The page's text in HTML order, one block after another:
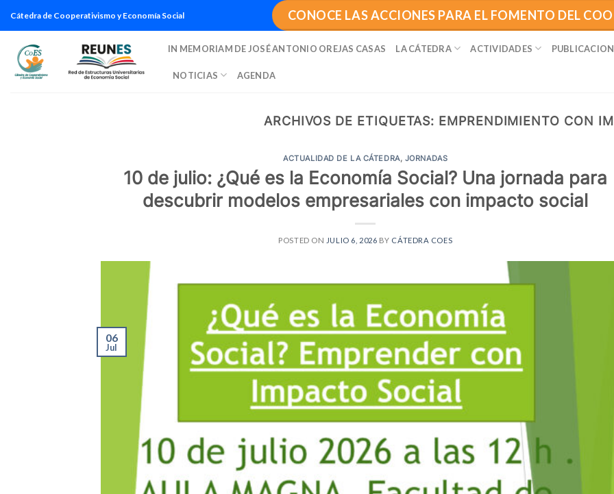
contenido
Cátedra de Cooperativismo y Economía Social CONOCE LAS ACCIONES PARA EL FOMENTO DEL
IN MEMORIAM DE JOSÉ ANTONIO OREJAS CASAS LA CÁTEDRA ACTIVIDADES
NOTICIAS AGENDA
ARCHIVOS DE ETIQUETAS: EMPRENDIMIENTO CON
ACTUALIDAD DE LA CÁTEDRA, JORNADAS
10 de julio: ¿Qué es la Economía Social? Una jornada para
descubrir modelos empresariales con impacto social
POSTED ON JULIO 6, 2026 BY CÁTEDRA COES
06
Jul